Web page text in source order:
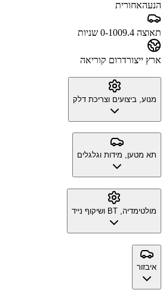
הנעהאחורית
תאוצה 0-100 9.4 שניות
ארץ ייצורדרום קוריאה
מנוע, ביצועים וצריכת דלק
תא מטען, מידות וגלגלים
מולטימדיה, BT ושיקוף נייד
איבזור